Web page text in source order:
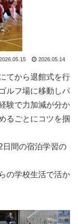
2026.05.14
てから退館式を行
ルフ場に移動しパ
験で力加減が分か
るごとにコツを掴
日間の宿泊学習の
の学校生活で活か